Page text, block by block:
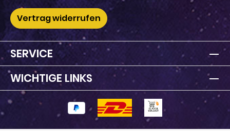
Vertrag widerrufen
SERVICE
WICHTIGE LINKS